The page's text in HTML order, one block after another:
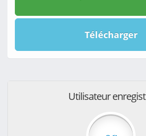
Télécharger
Utilisateur